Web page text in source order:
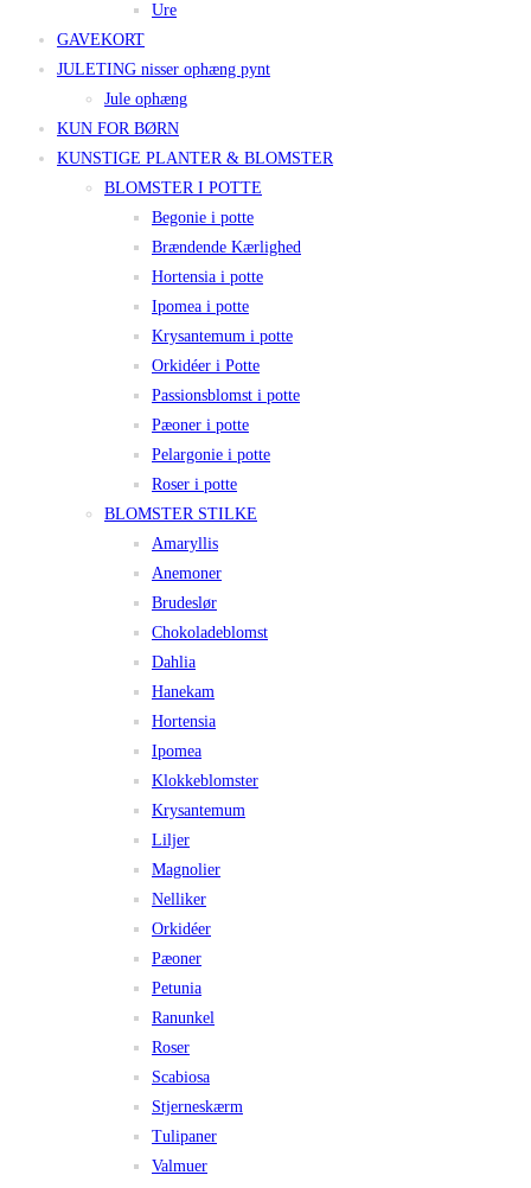
Ure
GAVEKORT
JULETING nisser ophæng pynt
Jule ophæng
KUN FOR BØRN
KUNSTIGE PLANTER & BLOMSTER
BLOMSTER I POTTE
Begonie i potte
Brændende Kærlighed
Hortensia i potte
Ipomea i potte
Krysantemum i potte
Orkidéer i Potte
Passionsblomst i potte
Pæoner i potte
Pelargonie i potte
Roser i potte
BLOMSTER STILKE
Amaryllis
Anemoner
Brudeslør
Chokoladeblomst
Dahlia
Hanekam
Hortensia
Ipomea
Klokkeblomster
Krysantemum
Liljer
Magnolier
Nelliker
Orkidéer
Pæoner
Petunia
Ranunkel
Roser
Scabiosa
Stjerneskærm
Tulipaner
Valmuer